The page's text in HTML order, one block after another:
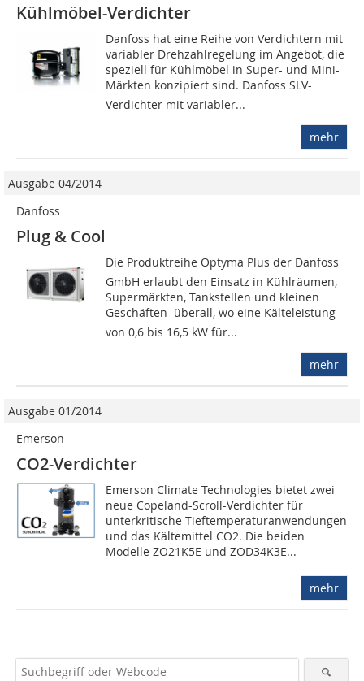
Kühlmöbel-Verdichter
Danfoss hat eine Reihe von Verdichtern mit
variabler Drehzahlregelung im Angebot, die
speziell für Kühlmöbel in Super- und Mini-
Märkten konzipiert sind. Danfoss SLV-
Verdichter mit variabler...
mehr
Ausgabe 04/2014
Danfoss
Plug & Cool
Die Produktreihe Optyma Plus der Danfoss
GmbH erlaubt den Einsatz in Kühlräumen,
Supermärkten, Tankstellen und kleinen
Geschäften  überall, wo eine Kälteleistung
von 0,6 bis 16,5 kW für...
mehr
Ausgabe 01/2014
Emerson
CO2-Verdichter
Emerson Climate Technologies bietet zwei
neue Copeland-Scroll­-Verdichter für
unterkritische Tieftemperaturanwendungen
und das Kältemittel CO2. Die beiden
Modelle ZO21K5E und ZOD34K3E...
mehr